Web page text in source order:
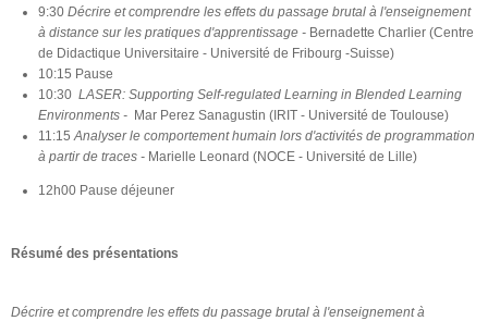
9:30 Décrire et comprendre les effets du passage brutal à l'enseignement
à distance sur les pratiques d'apprentissage - Bernadette Charlier (Centre
de Didactique Universitaire - Université de Fribourg -Suisse)
10:15 Pause
10:30 LASER: Supporting Self-regulated Learning in Blended Learning
Environments - Mar Perez Sanagustin (IRIT - Université de Toulouse)
11:15Analyser le comportement humain lors d'activités de programmation
à partir de traces - Marielle Leonard (NOCE - Université de Lille)
12h00 Pause déjeuner
Résumé des présentations
Décrire et comprendre les effets du passage brutal à l'enseignement à